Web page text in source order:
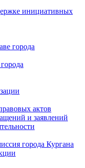
инициативных
города
актов
и заявлений
города Кургана